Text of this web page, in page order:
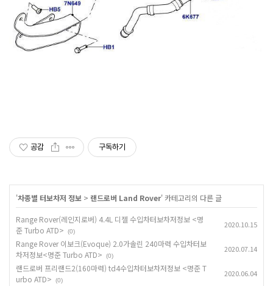
공감 구독하기
'차종별 터보차저 정보 > 랜드로버 Land Rover' 카테고리의 다른 글
Range Rover(레인지로버) 4.4L 디젤 수입차터보차저정보 <명
준 Turbo ATD>
(0)
2020.10.15
Range Rover 이보크(Evoque) 2.0가솔린 240마력 수입차터보
차저정보<명준 Turbo ATD>
(0)
2020.07.14
랜드로버 프리랜드2(160마력) td4수입차터보차저정보 <명준 T
urbo ATD>
(0)
2020.06.04